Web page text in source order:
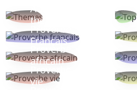
Autres
thèmes
Proverbe
Français
Proverbe
africain
Proverbe
vie